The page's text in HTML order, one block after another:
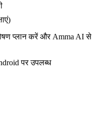
प्लान करें और Amma AI से
पर उपलब्ध